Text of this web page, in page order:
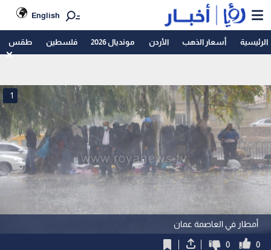
English
الرئيسية أسعار الذهب الأردن مونديال 2026 فلسطين طقس
أمطار في العاصمة عمان
1
0
0